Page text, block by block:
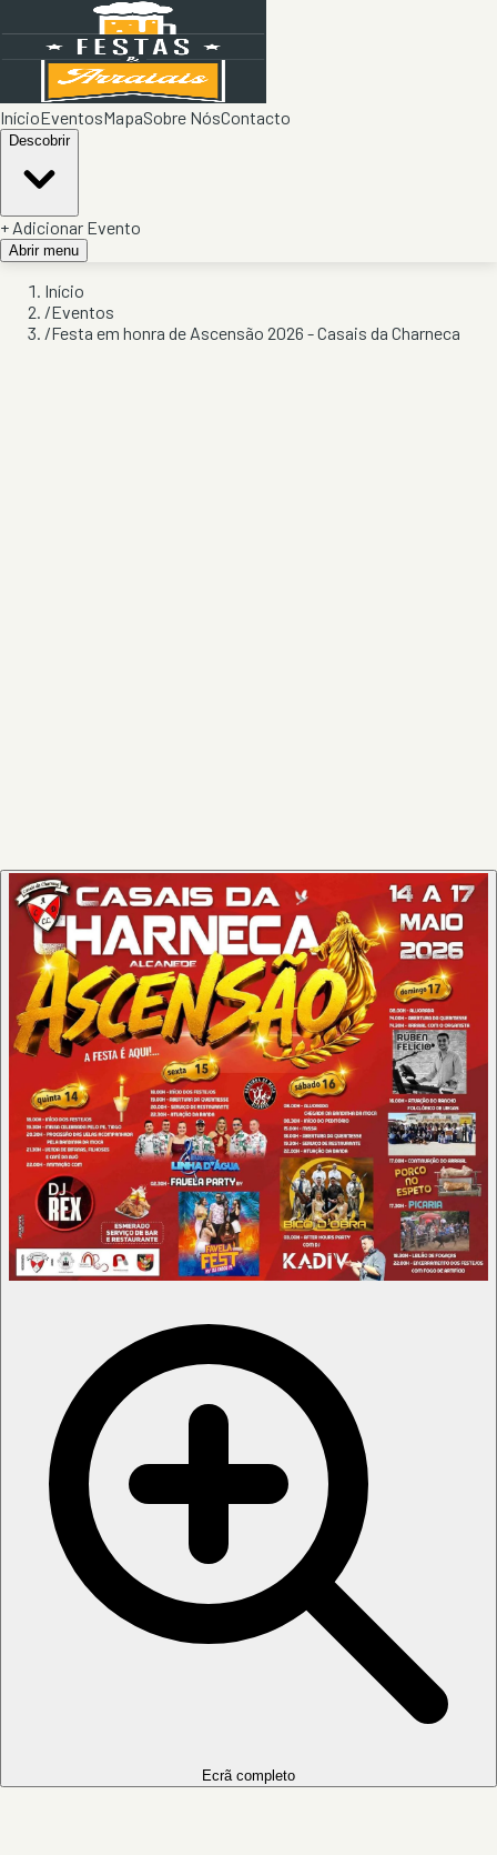
InícioEventosMapaSobre NósContacto
Descobrir
+ Adicionar Evento
Abrir menu
Início
/Eventos
/Festa em honra de Ascensão 2026 - Casais da Charneca
Ecrã completo